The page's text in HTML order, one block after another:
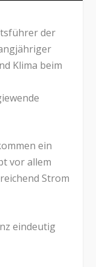
der
Klima beim
ein
vor allem
Strom
eindeutig